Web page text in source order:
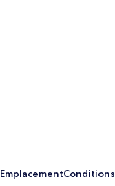
EmplacementConditions